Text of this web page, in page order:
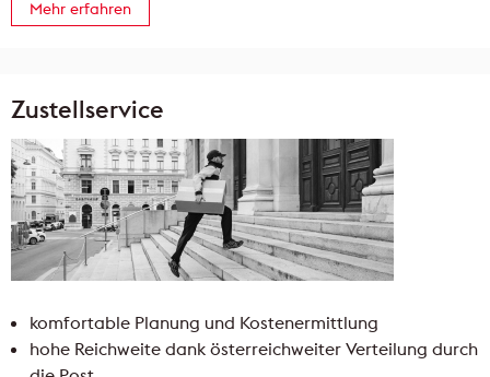
Mehr erfahren
Zustellservice
komfortable Planung und Kostenermittlung
hohe Reichweite dank österreichweiter Verteilung durch